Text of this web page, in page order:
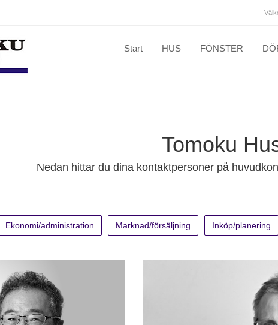
Start HUS FÖNSTER
Tomoku
Nedan hittar du dina kontaktpersoner på
Ekonomi/administration Marknad/försäljning Inköp/planering